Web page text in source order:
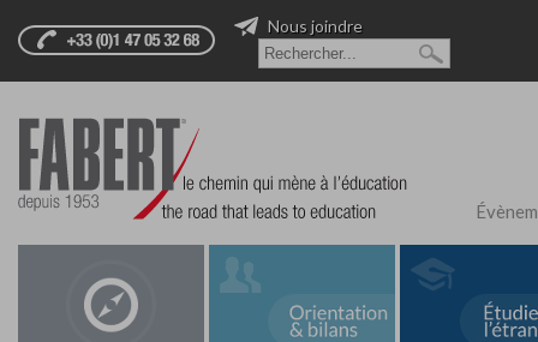
Nous joindre